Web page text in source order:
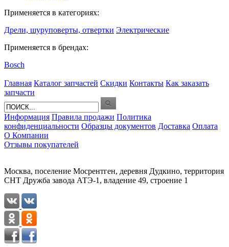
Применяется в категориях:
Дрели, шуруповерты, отвертки Электрические
Применяется в брендах:
Bosch
Главная Каталог запчастей Скидки Контакты Как заказать
запчасти
Информация Правила продажи Политика
конфиденциальности Образцы документов Доставка Оплата
О Компании
Отзывы покупателей
Москва, поселение Мосрентген, деревня Дудкино, территория
СНТ Дружба завода АТЭ-1, владение 49, строение 1